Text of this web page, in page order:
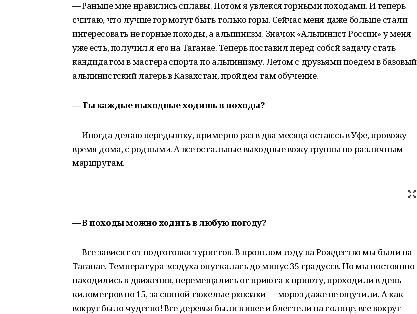
— Раньше мне нравились сплавы. Потом я увлекся горными походами. И теперь
считаю, что лучше гор могут быть только горы. Сейчас меня даже больше стали
интересовать не горные походы, а альпинизм. Значок «Альпинист России» у меня
уже есть, получил я его на Таганае. Теперь поставил перед собой задачу стать
кандидатом в мастера спорта по альпинизму. Летом с друзьями поедем в базовый
альпинистский лагерь в Казахстан, пройдем там обучение.
— Ты каждые выходные ходишь в походы?
— Иногда делаю передышку, примерно раз в два месяца остаюсь в Уфе, провожу
время дома, с родными. А все остальные выходные вожу группы по различным
маршрутам.
— В походы можно ходить в любую погоду?
— Все зависит от подготовки туристов. В прошлом году на Рождество мы были на
Таганае. Температура воздуха опускалась до минус 35 градусов. Но мы постоянно
находились в движении, перемещались от приюта к приюту, проходили в день
километров по 15, за спиной тяжелые рюкзаки — мороз даже не ощутили. А как
вокруг было чудесно! Все деревья были в инее и блестели на солнце, все вокруг